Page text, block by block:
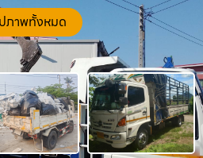
ภาพทั้งหมด